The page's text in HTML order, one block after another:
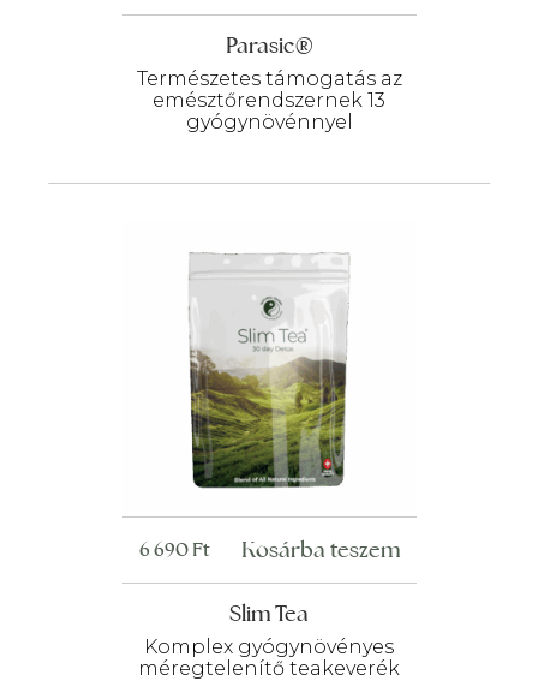
Parasic®
Természetes támogatás az
emésztőrendszernek 13
gyógynövénnyel
Slim Tea
Komplex gyógynövényes
méregtelenítő teakeverék
6 690Ft Kosárba teszem